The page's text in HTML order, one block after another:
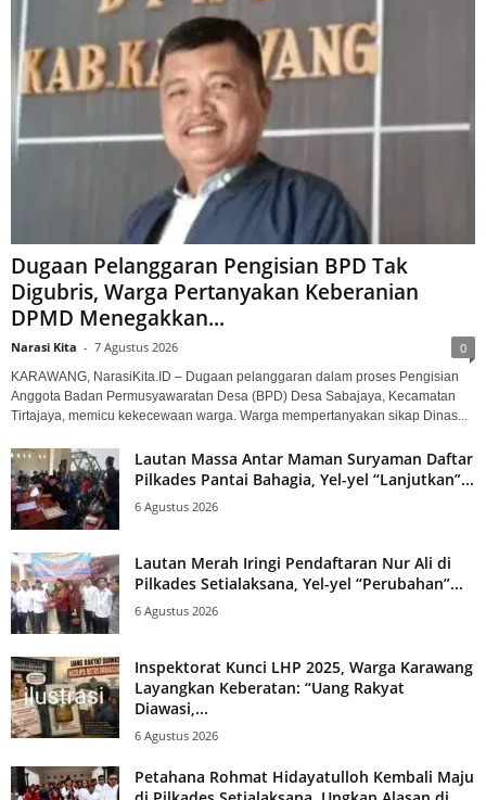
Dugaan Pelanggaran Pengisian BPD Tak
Digubris, Warga Pertanyakan Keberanian
DPMD Menegakkan...
Narasi Kita - 7 Agustus 2026 0
KARAWANG, NarasiKita.ID – Dugaan pelanggaran dalam proses Pengisian
Anggota Badan Permusyawaratan Desa (BPD) Desa Sabajaya, Kecamatan
Tirtajaya, memicu kekecewaan warga. Warga mempertanyakan sikap Dinas...
Lautan Massa Antar Maman Suryaman Daftar
Pilkades Pantai Bahagia, Yel-yel “Lanjutkan”...
6 Agustus 2026
Lautan Merah Iringi Pendaftaran Nur Ali di
Pilkades Setialaksana, Yel-yel “Perubahan”...
6 Agustus 2026
Inspektorat Kunci LHP 2025, Warga Karawang
Layangkan Keberatan: “Uang Rakyat
Diawasi,...
6 Agustus 2026
Petahana Rohmat Hidayatulloh Kembali Maju